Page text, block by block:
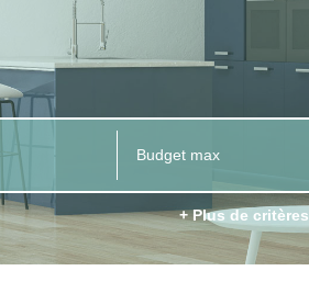
+ Plus de critères